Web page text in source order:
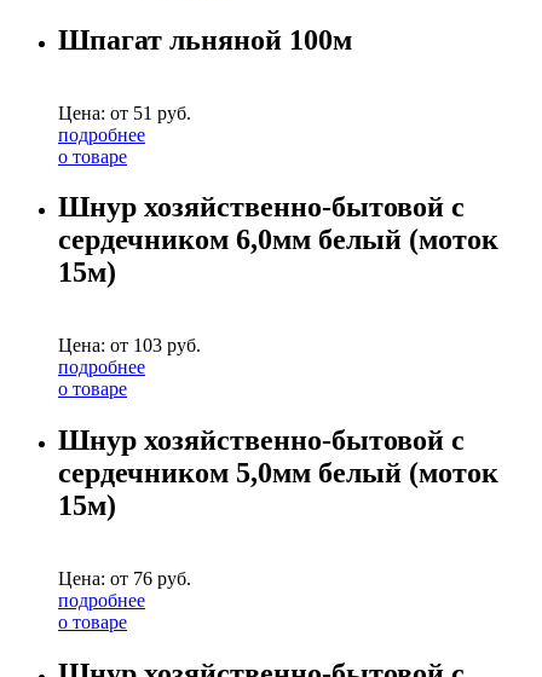
Шпагат льняной 100м
Цена: от 51 руб.
подробнее
о товаре
Шнур хозяйственно-бытовой с
сердечником 6,0мм белый (моток
15м)
Цена: от 103 руб.
подробнее
о товаре
Шнур хозяйственно-бытовой с
сердечником 5,0мм белый (моток
15м)
Цена: от 76 руб.
подробнее
о товаре